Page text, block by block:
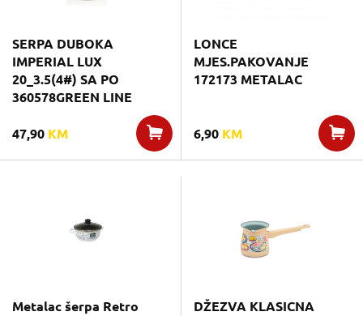
SERPA DUBOKA
IMPERIAL LUX
20_3.5(4#) SA PO
360578GREEN LINE
47,90 KM
LONCE
MJES.PAKOVANJE
172173 METALAC
6,90 KM
Metalac šerpa Retro
DŽEZVA KLASICNA